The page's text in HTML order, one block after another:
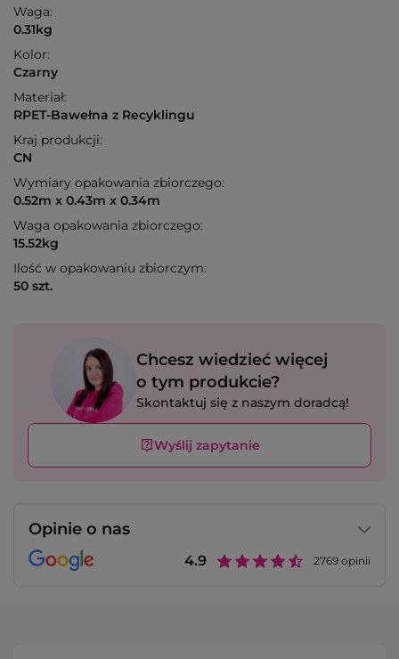
Waga:
0.31kg
Kolor:
Czarny
Materiał:
RPET-Bawełna z Recyklingu
Kraj produkcji:
CN
Wymiary opakowania zbiorczego:
0.52m x 0.43m x 0.34m
Waga opakowania zbiorczego:
15.52kg
Ilość w opakowaniu zbiorczym:
50 szt.
Chcesz wiedzieć więcej
o tym produkcie?
Skontaktuj się z naszym doradcą!
Wyślij zapytanie
Opinie o nas
4.9 2769 opinii